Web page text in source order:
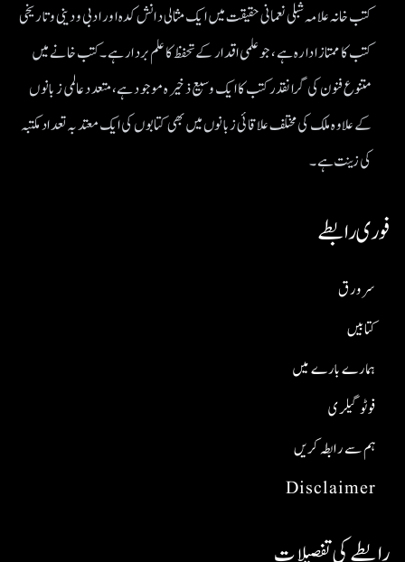
کتب خانہ علامہ شبلی نعمانی حقیقت میں ایک مثالی دانش کدہ اور ادبی ودینی و تاریخی
کتب کا ممتاز ادارہ ہے، جو علمی اقدار کے تحفظ کا علم بردار ہے۔کتب خانے میں
متنوع فنون کی گرانقدر کتب کا ایک وسیع ذخیرہ موجود ہے، متعدد عالمی زبانوں
کے علاوہ ملک کی مختلف علاقائی زبانوں میں بھی کتابوں کی ایک معتد بہ تعداد مکتبہ
کی زینت ہے۔
فوری رابطے
Disclaimer
ہم سے رابطہ کریں
فوٹو گیلری
ہمارے بارے میں
کتابیں
سر ورق
رابطے کی تفصیلات